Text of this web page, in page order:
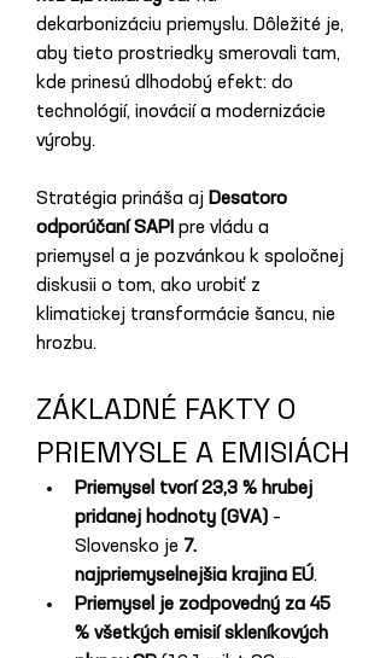
dekarbonizáciu priemyslu. Dôležité je,
aby tieto prostriedky smerovali tam,
kde prinesú dlhodobý efekt: do
technológií, inovácií a modernizácie
výroby.
Stratégia prináša aj Desatoro
odporúčaní SAPI pre vládu a
priemysel a je pozvánkou k spoločnej
diskusii o tom, ako urobiť z
klimatickej transformácie šancu, nie
hrozbu.
ZÁKLADNÉ FAKTY O
PRIEMYSLE A EMISIÁCH
Priemysel tvorí 23,3 % hrubej
pridanej hodnoty (GVA) –
Slovensko je 7.
najpriemyselnejšia krajina EÚ.
Priemysel je zodpovedný za 45
% všetkých emisií skleníkových